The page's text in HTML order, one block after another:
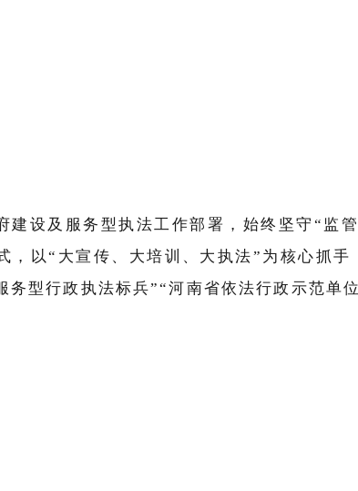
设及服务型执法工作部署，始终坚守“监
以“大宣传、大培训、大执法”为核心抓手
型行政执法标兵”“河南省依法行政示范单